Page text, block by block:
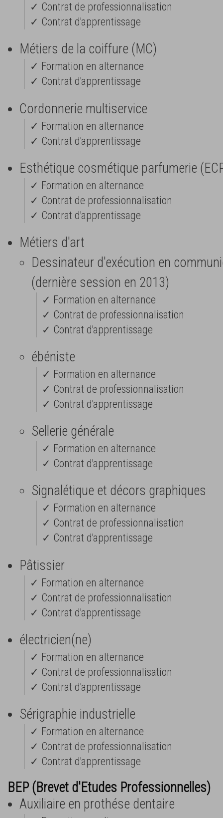
✓ Contrat de professionnalisation
✓ Contrat d'apprentissage
Métiers de la coiffure (MC)
✓ Formation en alternance
✓ Contrat d'apprentissage
Cordonnerie multiservice
✓ Formation en alternance
✓ Contrat d'apprentissage
Esthétique cosmétique parfumerie
✓ Formation en alternance
✓ Contrat de professionnalisation
✓ Contrat d'apprentissage
Métiers d'art
Dessinateur d'exécution en
(dernière session en 2013)
✓ Formation en alternance
✓ Contrat de professionnalisation
✓ Contrat d'apprentissage
ébéniste
✓ Formation en alternance
✓ Contrat de professionnalisation
✓ Contrat d'apprentissage
Sellerie générale
✓ Formation en alternance
✓ Contrat d'apprentissage
Signalétique et décors graphiques
✓ Formation en alternance
✓ Contrat de professionnalisation
✓ Contrat d'apprentissage
Pâtissier
✓ Formation en alternance
✓ Contrat de professionnalisation
✓ Contrat d'apprentissage
électricien(ne)
✓ Formation en alternance
✓ Contrat de professionnalisation
✓ Contrat d'apprentissage
Sérigraphie industrielle
✓ Formation en alternance
✓ Contrat de professionnalisation
✓ Contrat d'apprentissage
BEP (Brevet d'Etudes Professionnelles)
Auxiliaire en prothése dentaire